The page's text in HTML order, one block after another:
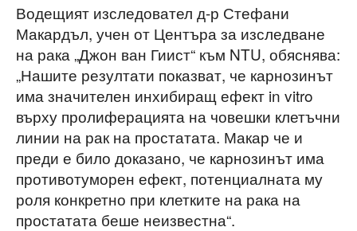
Водещият изследовател д-р Стефани
Макардъл, учен от Центъра за изследване
на рака „Джон ван Гиист“ към NTU, обяснява:
„Нашите резултати показват, че карнозинът
има значителен инхибиращ ефект in vitro
върху пролиферацията на човешки клетъчни
линии на рак на простатата. Макар че и
преди е било доказано, че карнозинът има
противотуморен ефект, потенциалната му
роля конкретно при клетките на рака на
простатата беше неизвестна“.